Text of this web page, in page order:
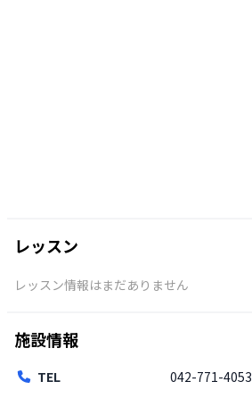
レッスン
レッスン情報はまだありません
施設情報
TEL
042-771-4053